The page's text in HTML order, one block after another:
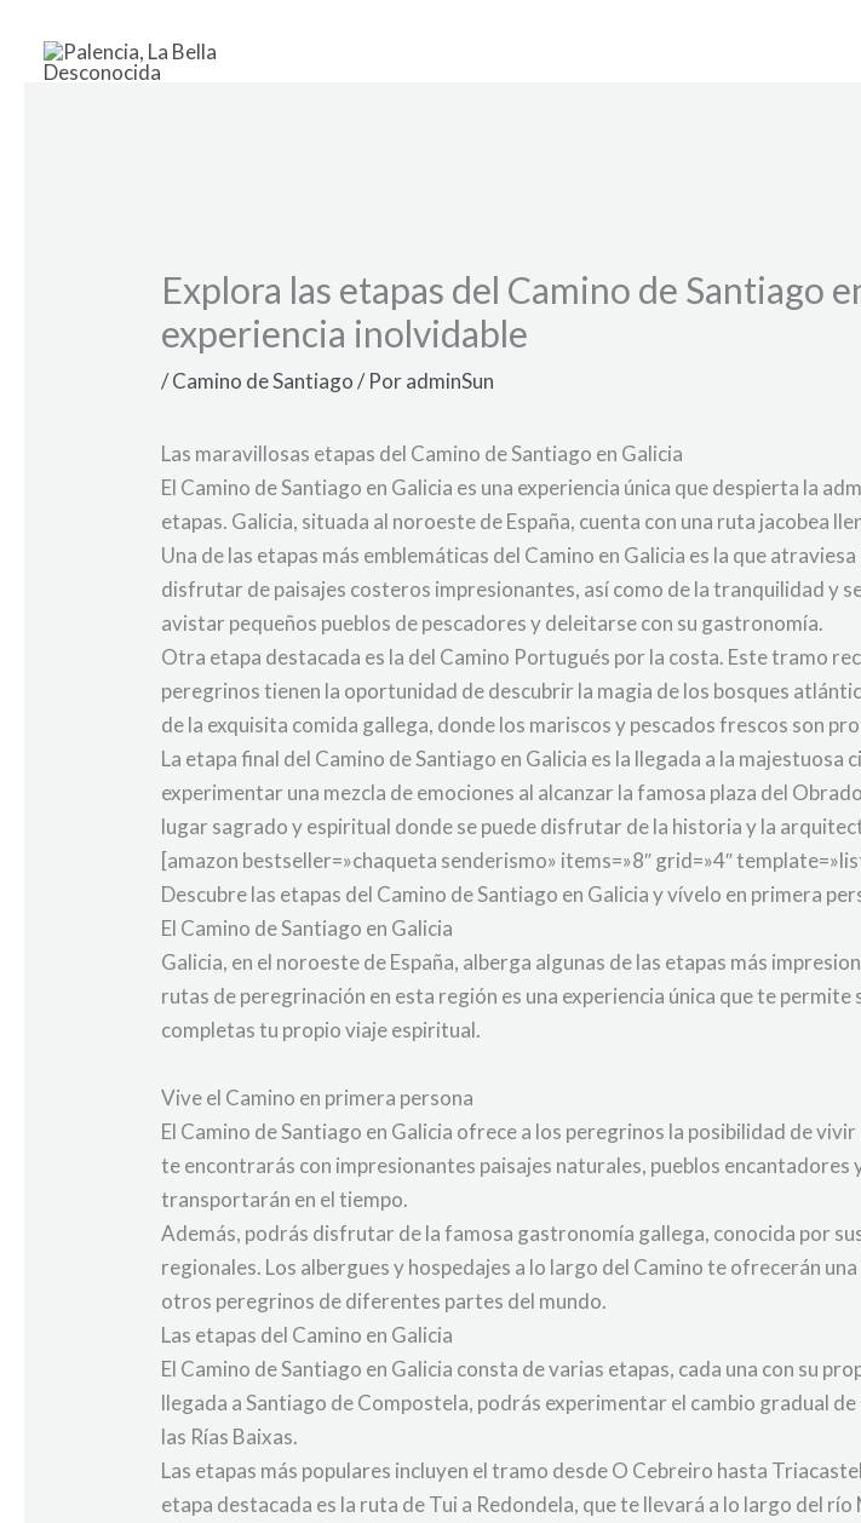
contenido
Explora las etapas del Camino de Santiago
experiencia inolvidable
/Camino de Santiago/ PoradminSun
Las maravillosas etapas del Camino de Santiago en Galicia
El Camino de Santiago en Galicia es una experiencia única que despierta la
etapas. Galicia, situada al noroeste de España, cuenta con una ruta jacobea
Una de las etapas más emblemáticas del Camino en Galicia es la que
disfrutar de paisajes costeros impresionantes, así como de la tranquilidad y
avistar pequeños pueblos de pescadores y deleitarse con su gastronomía.
Otra etapa destacada es la del Camino Portugués por la costa. Este tramo
peregrinos tienen la oportunidad de descubrir la magia de los bosques
de la exquisita comida gallega, donde los mariscos y pescados frescos son
La etapa final del Camino de Santiago en Galicia es la llegada a la
experimentar una mezcla de emociones al alcanzar la famosa plaza del
lugar sagrado y espiritual donde se puede disfrutar de la historia y la
[amazon bestseller=»chaqueta senderismo» items=»8″ grid=»4″
Descubre las etapas del Camino de Santiago en Galicia y vívelo en primera
El Camino de Santiago en Galicia
Galicia, en el noroeste de España, alberga algunas de las etapas más
rutas de peregrinación en esta región es una experiencia única que te
completas tu propio viaje espiritual.
Vive el Camino en primera persona
El Camino de Santiago en Galicia ofrece a los peregrinos la posibilidad de
te encontrarás con impresionantes paisajes naturales, pueblos
transportarán en el tiempo.
Además, podrás disfrutar de la famosa gastronomía gallega, conocida por
regionales. Los albergues y hospedajes a lo largo del Camino te ofrecerán
otros peregrinos de diferentes partes del mundo.
Las etapas del Camino en Galicia
El Camino de Santiago en Galicia consta de varias etapas, cada una con su
llegada a Santiago de Compostela, podrás experimentar el cambio gradual
las Rías Baixas.
Las etapas más populares incluyen el tramo desde O Cebreiro hasta
etapa destacada es la ruta de Tui a Redondela, que te llevará a lo largo del